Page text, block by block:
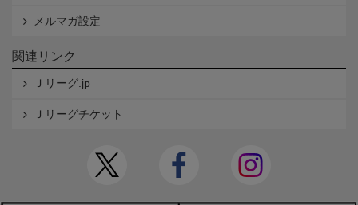
メルマガ設定
関連リンク
Ｊリーグ.jp
Ｊリーグチケット